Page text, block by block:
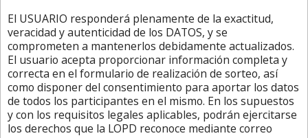
El USUARIO responderá plenamente de la exactitud,
veracidad y autenticidad de los DATOS, y se
comprometen a mantenerlos debidamente actualizados.
El usuario acepta proporcionar información completa y
correcta en el formulario de realización de sorteo, así
como disponer del consentimiento para aportar los datos
de todos los participantes en el mismo. En los supuestos
y con los requisitos legales aplicables, podrán ejercitarse
los derechos que la LOPD reconoce mediante correo